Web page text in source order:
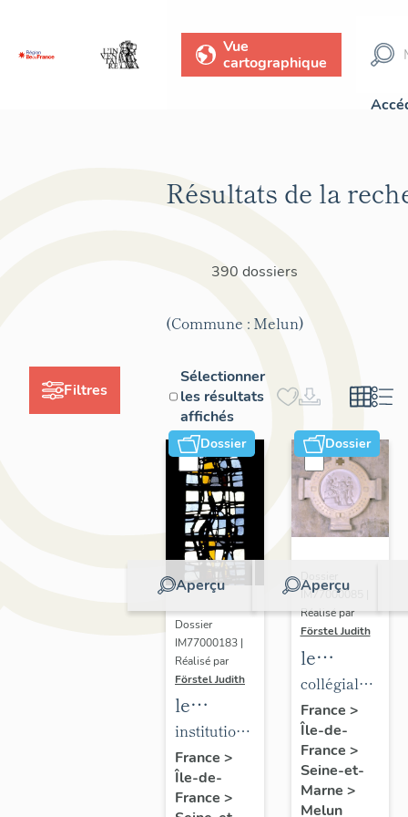
Vue
cartographique
Filtres
Résultats de la
390 dossiers
(Commune : Melun)
Sélectionner
les résultats
affichés
Dossier
Aperçu
Dossier
IM77000183 |
Réalisé par
Förstel Judith
le
mobilier
de
l'Institution
Saint-
institution
Saint-
Aspais
France >
Île-de-
France >
Dossier
Aperçu
IM77000085 |
Réalisé par
Förstel Judith
le
mobilier
de la
collégiale
Notre-
Dame
collégiale
Notre-
Dame
France >
Île-de-
France >
Seine-et-
Marne >
Melun